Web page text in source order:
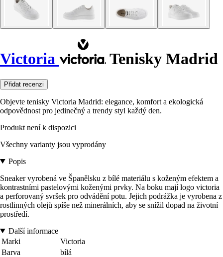
Victoria Tenisky Madrid
Přidat recenzi
Objevte tenisky Victoria Madrid: elegance, komfort a ekologická
odpovědnost pro jedinečný a trendy styl každý den.
Produkt není k dispozici
Všechny varianty jsou vyprodány
Popis
Sneaker vyrobená ve Španělsku z bílé materiálu s koženým efektem a
kontrastními pastelovými koženými prvky. Na boku mají logo victoria
a perforovaný svršek pro odvádění potu. Jejich podrážka je vyrobena z
rostlinných olejů spíše než minerálních, aby se snížil dopad na životní
prostředí.
Další informace
Marki
Victoria
Barva
bílá